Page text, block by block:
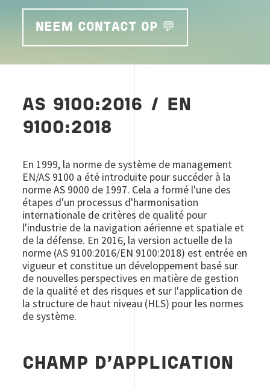
NEEM CONTACT OP 💬
AS 9100:2016 / EN
9100:2018
En 1999, la norme de système de management
EN/AS 9100 a été introduite pour succéder à la
norme AS 9000 de 1997. Cela a formé l'une des
étapes d'un processus d'harmonisation
internationale de critères de qualité pour
l'industrie de la navigation aérienne et spatiale et
de la défense. En 2016, la version actuelle de la
norme (AS 9100:2016/EN 9100:2018) est entrée en
vigueur et constitue un développement basé sur
de nouvelles perspectives en matière de gestion
de la qualité et des risques et sur l'application de
la structure de haut niveau (HLS) pour les normes
de système.
CHAMP D'APPLICATION